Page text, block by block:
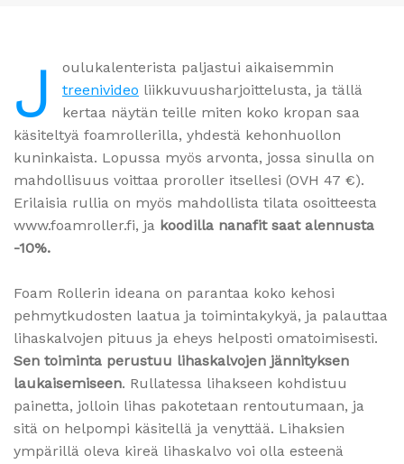
J
oulukalenterista paljastui aikaisemmin
treenivideo liikkuvuusharjoittelusta, ja tällä
kertaa näytän teille miten koko kropan saa
käsiteltyä foamrollerilla, yhdestä kehonhuollon
kuninkaista. Lopussa myös arvonta, jossa sinulla on
mahdollisuus voittaa proroller itsellesi (OVH 47 €).
Erilaisia rullia on myös mahdollista tilata osoitteesta
www.foamroller.fi, ja koodilla nanafit saat alennusta
-10%.
Foam Rollerin ideana on parantaa koko kehosi
pehmytkudosten laatua ja toimintakykyä, ja palauttaa
lihaskalvojen pituus ja eheys helposti omatoimisesti.
Sen toiminta perustuu lihaskalvojen jännityksen
laukaisemiseen. Rullatessa lihakseen kohdistuu
painetta, jolloin lihas pakotetaan rentoutumaan, ja
sitä on helpompi käsitellä ja venyttää. Lihaksien
ympärillä oleva kireä lihaskalvo voi olla esteenä